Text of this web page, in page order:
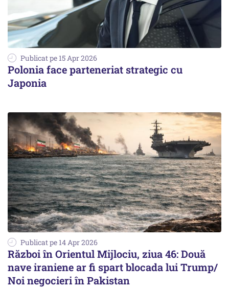
Publicat pe 15 Apr 2026
Polonia face parteneriat strategic cu
Japonia
Publicat pe 14 Apr 2026
Război în Orientul Mijlociu, ziua 46: Două
nave iraniene ar fi spart blocada lui Trump/
Noi negocieri în Pakistan